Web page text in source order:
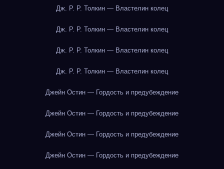
Дж. Р. Р. Толкин — Властелин колец
Дж. Р. Р. Толкин — Властелин колец
Дж. Р. Р. Толкин — Властелин колец
Дж. Р. Р. Толкин — Властелин колец
Джейн Остин — Гордость и предубеждение
Джейн Остин — Гордость и предубеждение
Джейн Остин — Гордость и предубеждение
Джейн Остин — Гордость и предубеждение